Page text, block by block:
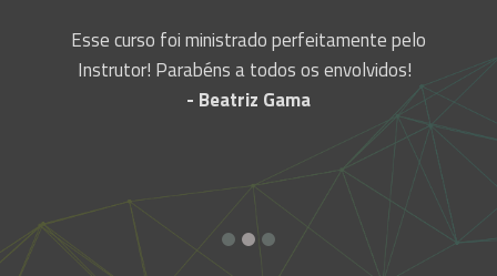
Esse curso foi ministrado perfeitamente pelo
Instrutor! Parabéns a todos os envolvidos!
- Beatriz Gama